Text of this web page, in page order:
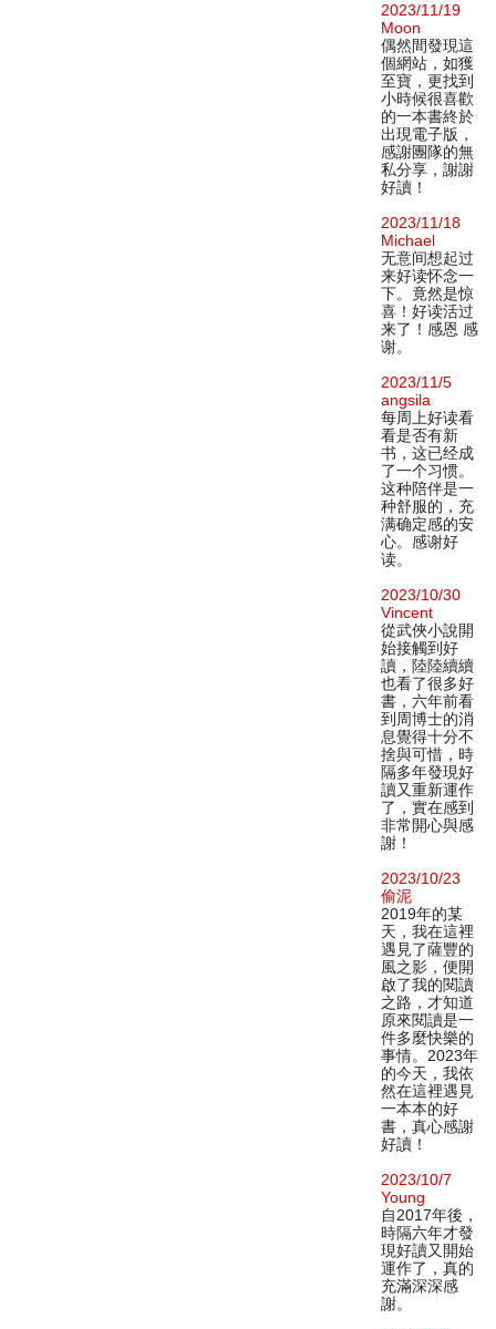
2023/11/19
Moon
偶然間發現這
個網站，如獲
至寶，更找到
小時候很喜歡
的一本書終於
出現電子版，
感謝團隊的無
私分享，謝謝
好讀！
2023/11/18
Michael
无意间想起过
来好读怀念一
下。竟然是惊
喜！好读活过
来了！感恩 感
谢。
2023/11/5
angsila
每周上好读看
看是否有新
书，这已经成
了一个习惯。
这种陪伴是一
种舒服的，充
满确定感的安
心。感谢好
读。
2023/10/30
Vincent
從武俠小說開
始接觸到好
讀，陸陸續續
也看了很多好
書，六年前看
到周博士的消
息覺得十分不
捨與可惜，時
隔多年發現好
讀又重新運作
了，實在感到
非常開心與感
謝！
2023/10/23
偷泥
2019年的某
天，我在這裡
遇見了薩豐的
風之影，便開
啟了我的閱讀
之路，才知道
原來閱讀是一
件多麼快樂的
事情。2023年
的今天，我依
然在這裡遇見
一本本的好
書，真心感謝
好讀！
2023/10/7
Young
自2017年後，
時隔六年才發
現好讀又開始
運作了，真的
充滿深深感
謝。